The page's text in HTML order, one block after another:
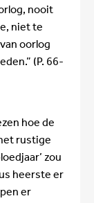
nooit
niet te
oorlog
(P. 66-
hoe de
rustige
zou
heerste er
er